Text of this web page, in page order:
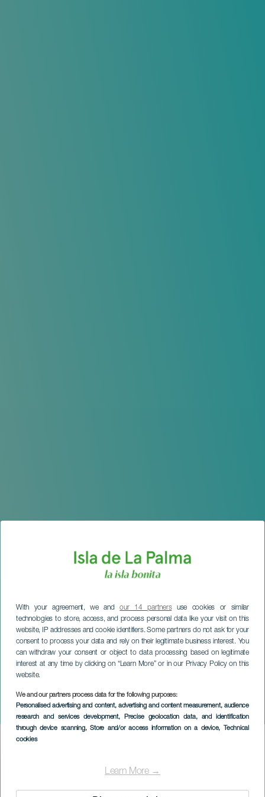
With your agreement, we andour 14 partnersuse cookies or similar
technologies to store, access, and process personal data like your visit on this
website, IP addresses and cookie identifiers. Some partners do not ask for your
consent to process your data and rely on their legitimate business interest. You
can withdraw your consent or object to data processing based on legitimate
interest at any time by clicking on “Learn More” or in our Privacy Policy on this
website.
We and our partners process data for the following purposes:
Personalised advertising and content, advertising and content measurement, audience
research and services development, Precise geolocation data, and identification
through device scanning, Store and/or access information on a device, Technical
cookies
Learn More →
Beethoven für Elisa
LA PALMA
Imagen